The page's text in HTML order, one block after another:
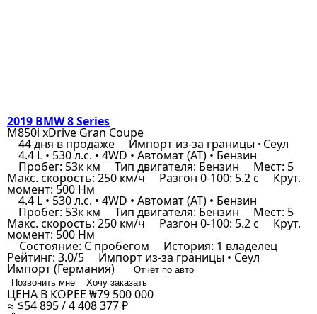
2019 BMW 8 Series
M850i xDrive Gran Coupe
44 дня в продаже Импорт из-за границы · Сеул
4.4 L • 530 л.с. • 4WD • Автомат (AT) • Бензин
Пробег: 53к км Тип двигателя: Бензин Мест: 5
Макс. скорость: 250 км/ч Разгон 0-100: 5.2 с Крут.
момент: 500 Нм
4.4 L • 530 л.с. • 4WD • Автомат (AT) • Бензин
Пробег: 53к км Тип двигателя: Бензин Мест: 5
Макс. скорость: 250 км/ч Разгон 0-100: 5.2 с Крут.
момент: 500 Нм
Состояние: С пробегом История: 1 владелец
Рейтинг: 3.0/5 Импорт из-за границы • Сеул
Импорт (Германия)
Отчёт по авто
Позвонить мне
Хочу заказать
ЦЕНА В КОРЕЕ ₩79 500 000
≈ $54 895 / 4 408 377 ₽